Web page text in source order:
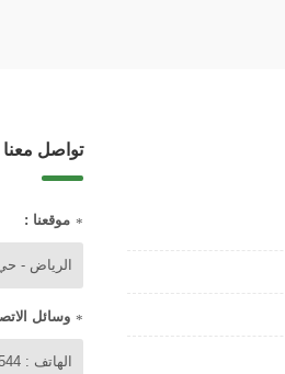
تواصل معنا
موقعنا :
الرياض -
وسائل
الهاتف : 00966509687544